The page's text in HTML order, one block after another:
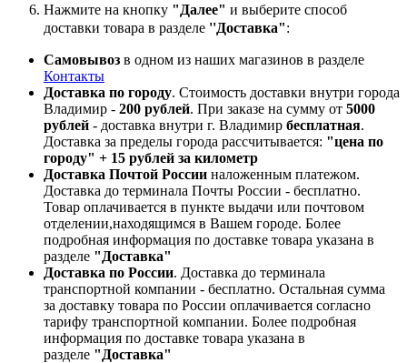
Нажмите на кнопку "Далее" и выберите способ
доставки товара в разделе ''Доставка":
Самовывоз в одном из наших магазинов в разделе
Контакты
Доставка по городу. Стоимость доставки внутри города
Владимир - 200 рублей. При заказе на сумму от 5000
рублей - доставка внутри г. Владимир бесплатная.
Доставка за пределы города рассчитывается: "цена по
городу" + 15 рублей за километр
Доставка Почтой России наложенным платежом.
Доставка до терминала Почты России - бесплатно.
Товар оплачивается в пункте выдачи или почтовом
отделении,находящимся в Вашем городе. Более
подробная информация по доставке товара указана в
разделе "Доставка"
Доставка по России. Доставка до терминала
транспортной компании - бесплатно. Остальная сумма
за доставку товара по России оплачивается согласно
тарифу транспортной компании. Более подробная
информация по доставке товара указана в
разделе "Доставка"